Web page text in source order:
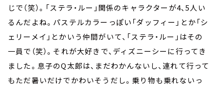
じで（笑）。「ステラ・ルー」関係のキャラクターが4、5人い
るんだよね。パステルカラーっぽい「ダッフィー」とか「シ
ェリーメイ」とかいう仲間がいて、「ステラ・ルー」はその
一員で（笑）。それが大好きで、ディズニーシーに行ってき
ました。息子のQ太郎は、まだわかんないし、連れて行って
もただ暑いだけでかわいそうだし。乗り物も乗れないっ